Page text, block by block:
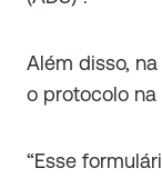
Além disso,
o protocolo na
“Esse